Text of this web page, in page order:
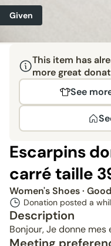
Given
This item has
more great
See
Escarpins
carré taille
Women's Shoes·
Donation posted a
Description
Bonjour, Je donne